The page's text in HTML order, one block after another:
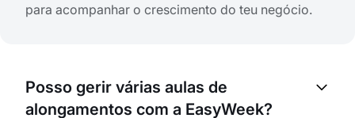
para acompanhar o crescimento do teu negócio.
Posso gerir várias aulas de
alongamentos com a EasyWeek?